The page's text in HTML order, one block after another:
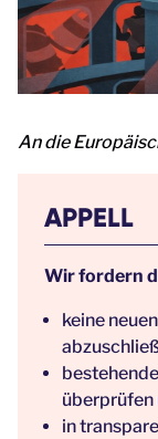
An die
APPELL
Wir fordern
keine
überprüfen
in